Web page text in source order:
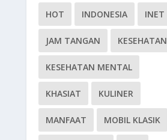
HOT INDONESIA INET
JAM TANGAN KESEHATAN
KESEHATAN MENTAL
KHASIAT KULINER
MANFAAT MOBIL KLASIK